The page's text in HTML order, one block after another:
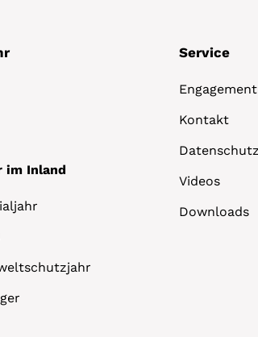
im Inland
Service
Kontakt
Datenschutz
Videos
Downloads